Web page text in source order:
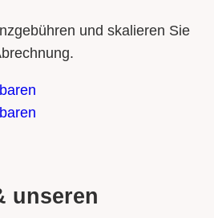
und skalieren Sie
unseren